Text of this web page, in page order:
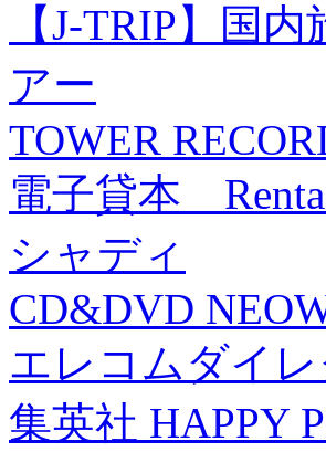
【J-TRIP】国
アー
TOWER
電子貸本 Renta
シャディ
CD&DVD
エレコムダイ
集英社 HAPPY